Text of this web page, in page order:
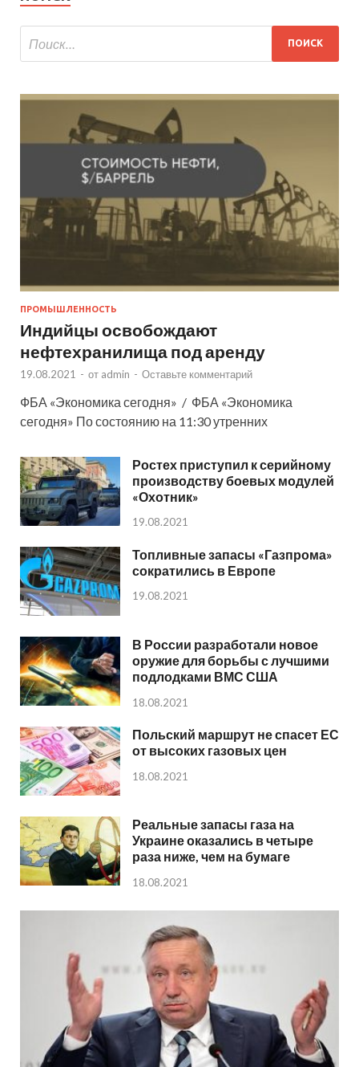
ПРОМЫШЛЕННОСТЬ
Индийцы освобождают
нефтехранилища под аренду
19.08.2021 - от admin - Оставьте комментарий
ФБА «Экономика сегодня» / ФБА «Экономика
сегодня» По состоянию на 11:30 утренних
Ростех приступил к серийному
производству боевых модулей
«Охотник»
19.08.2021
Топливные запасы «Газпрома»
сократились в Европе
19.08.2021
В России разработали новое
оружие для борьбы с лучшими
подлодками ВМС США
18.08.2021
Польский маршрут не спасет ЕС
от высоких газовых цен
18.08.2021
Реальные запасы газа на
Украине оказались в четыре
раза ниже, чем на бумаге
18.08.2021